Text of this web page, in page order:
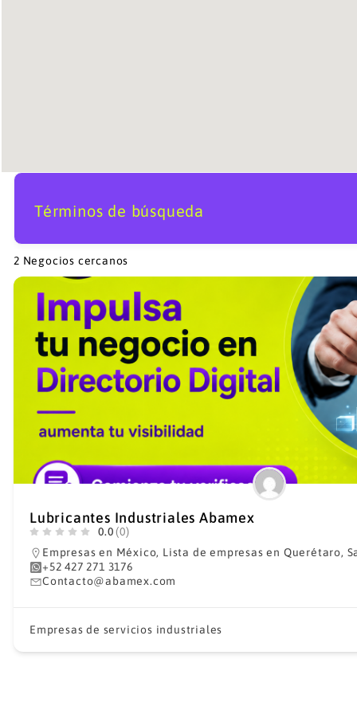
Términos de búsqueda
2 Negocios cercanos
Lubricantes Industriales Abamex
0.0 (0)
Empresas en México, Lista de empresas en Querétaro,
+52 427 271 3176
Contacto@abamex.com
Empresas de servicios industriales